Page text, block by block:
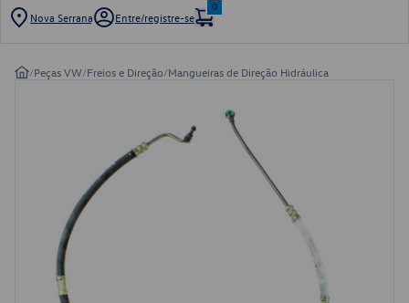
Nova Serrana Entre/registre-se
0
/Peças VW/Freios e Direção/Mangueiras de Direção Hidráulica